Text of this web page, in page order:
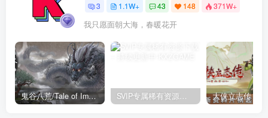
3 1.1W+ 43 148 371W+
我只愿面朝大海，春暖花开
鬼谷八荒/Tale of Immortal v1.2.105.259|角色扮演|容量27.4GB|免安装绿色中文版 SVIP专属稀有资源下载 – 持续更新中